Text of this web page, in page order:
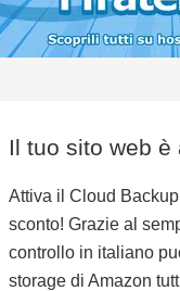
Il tuo sito web è
Attiva il Cloud
sconto! Grazie al
controllo in italiano
storage di Amazon